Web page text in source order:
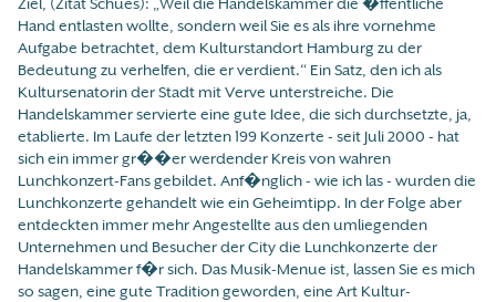
Hand entlasten wollte, sondern weil Sie es als ihre vornehme
Aufgabe betrachtet, dem Kulturstandort Hamburg zu der
Bedeutung zu verhelfen, die er verdient.“ Ein Satz, den ich als
Kultursenatorin der Stadt mit Verve unterstreiche. Die
Handelskammer servierte eine gute Idee, die sich durchsetzte, ja,
etablierte. Im Laufe der letzten 199 Konzerte - seit Juli 2000 - hat
sich ein immer gr��er werdender Kreis von wahren
Lunchkonzert-Fans gebildet. Anf�nglich - wie ich las - wurden die
Lunchkonzerte gehandelt wie ein Geheimtipp. In der Folge aber
entdeckten immer mehr Angestellte aus den umliegenden
Unternehmen und Besucher der City die Lunchkonzerte der
Handelskammer f�r sich. Das Musik-Menue ist, lassen Sie es mich
so sagen, eine gute Tradition geworden, eine Art Kultur-